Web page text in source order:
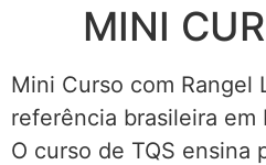
MINI
Mini Curso com Rangel
referência brasileira em
O curso de TQS ensina